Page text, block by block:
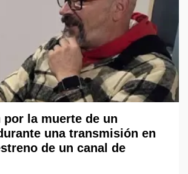
por la muerte de un
una transmisión en
de un canal de